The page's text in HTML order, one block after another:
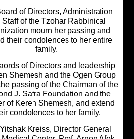
The Board of Directors,
and Staff of the Tzohar Rabbinical
Organization mourn her passing
extend their condolences to her
The Baords of Directors and
of Keren Shemesh and the Ogen
mourn the passing of the Chairman of
Edmond J. Safra Foundation and
founder of Keren Shemesh, and
their condolences to her family.
Prof. Yitshak Kreiss, Director